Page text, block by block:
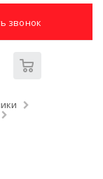
звонок